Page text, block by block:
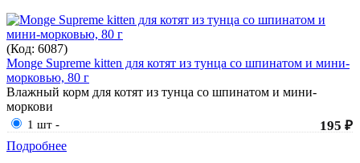
(Код: 6087)
Monge Supreme kitten для котят из тунца со шпинатом и мини-
морковью, 80 г
Влажный корм для котят из тунца со шпинатом и мини-
моркови
1 шт - 195 ₽
Подробнее